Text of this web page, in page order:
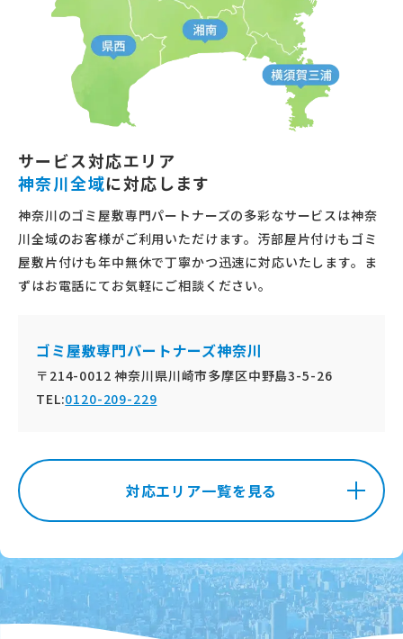
サービス対応エリア
神奈川全域に対応します
神奈川のゴミ屋敷専門パートナーズの多彩なサービスは神奈
川全域のお客様がご利用いただけます。汚部屋片付けもゴミ
屋敷片付けも年中無休で丁寧かつ迅速に対応いたします。ま
ずはお電話にてお気軽にご相談ください。
ゴミ屋敷専門パートナーズ神奈川
〒214-0012 神奈川県川崎市多摩区中野島3-5-26
TEL:0120-209-229
対応エリア一覧を見る